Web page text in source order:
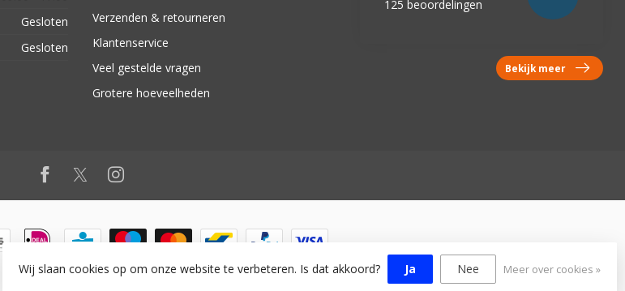
Gesloten
Gesloten
Verzenden & retourneren
Klantenservice
Veel gestelde vragen
Grotere hoeveelheden
125 beoordelingen
Bekijk meer
© Copyright 2026 vanworx.eu
Wij slaan cookies op om onze website te verbeteren. Is dat akkoord? Ja Nee Meer over cookies »